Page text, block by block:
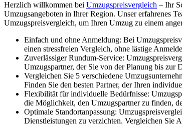
Herzlich willkommen bei Umzugspreisvergleich – Ihr
Umzugsangeboten in Ihrer Region. Unser erfahrenes
Umzugspreisvergleich, um Ihren Umzug zu einem
Einfach und ohne Anmeldung: Bei
einen stressfreien Vergleich, ohne lästige
Zuverlässiger Rundum-Service:
Umzugspartner, der Sie von der Planung bis zur
Vergleichen Sie 5 verschiedene
Finden Sie den besten Partner, der Ihren
Flexibilität für individuelle Bedürfnisse:
die Möglichkeit, den Umzugspartner zu finden,
Optimale Standortanpassung:
Dienstleistungen zu verzichten. Vergleichen Sie